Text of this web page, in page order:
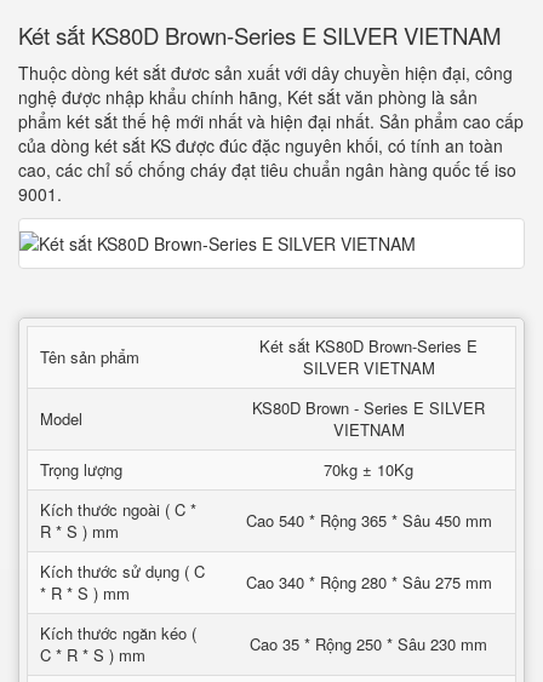
Két sắt KS80D Brown-Series E SILVER VIETNAM
Thuộc dòng két sắt đươc sản xuất với dây chuyền hiện đại, công
nghệ được nhập khẩu chính hãng, Két sắt văn phòng là sản
phẩm két sắt thế hệ mới nhất và hiện đại nhất. Sản phẩm cao cấp
của dòng két sắt KS được đúc đặc nguyên khối, có tính an toàn
cao, các chỉ số chống cháy đạt tiêu chuẩn ngân hàng quốc tế iso
9001.
Tên sản phẩm
Két sắt KS80D Brown-Series E
SILVER VIETNAM
Model
KS80D Brown - Series E SILVER
VIETNAM
Trọng lượng
70kg ± 10Kg
Kích thước ngoài ( C *
R * S ) mm
Cao 540 * Rộng 365 * Sâu 450 mm
Kích thước sử dụng ( C
* R * S ) mm
Cao 340 * Rộng 280 * Sâu 275 mm
Kích thước ngăn kéo (
C * R * S ) mm
Cao 35 * Rộng 250 * Sâu 230 mm